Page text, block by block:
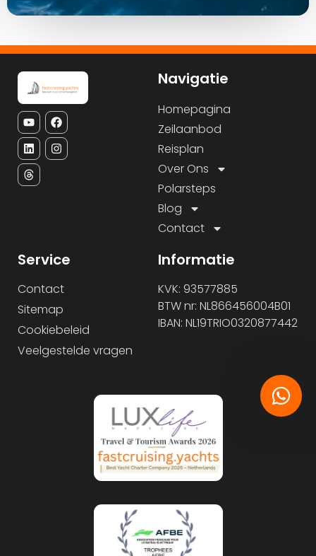
Navigatie
Homepagina
Zeilaanbod
Reisplan
Over Ons
Polarsteps
Blog
Contact
Service
Contact
Sitemap
Cookiebeleid
Veelgestelde vragen
Informatie
KVK: 93577885
BTW nr: NL866456004B01
IBAN: NL19TRIO0320877442